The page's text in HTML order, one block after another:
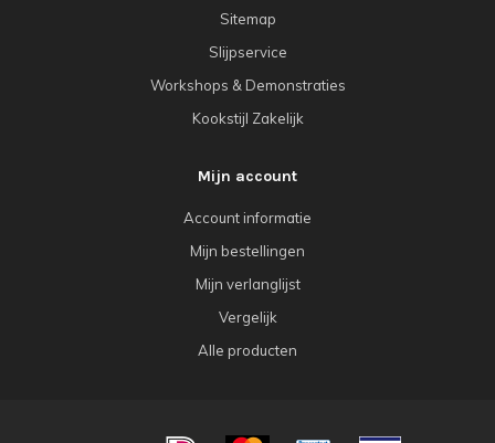
Sitemap
Slijpservice
Workshops & Demonstraties
Kookstijl Zakelijk
Mijn account
Account informatie
Mijn bestellingen
Mijn verlanglijst
Vergelijk
Alle producten